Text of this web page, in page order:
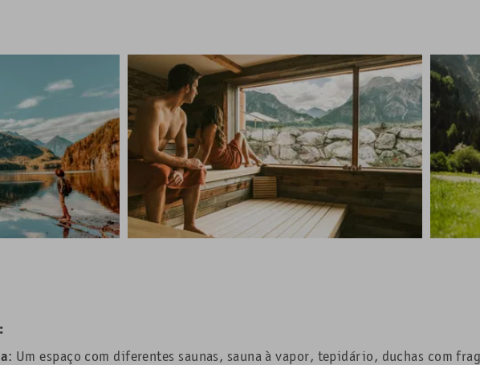
: Um espaço com diferentes saunas, sauna à vapor, tepidário, duchas com